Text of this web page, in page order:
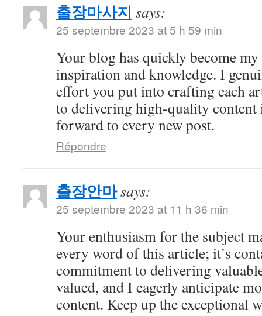
출장마사지 says:
25 septembre 2023 at 5 h 59 min
Your blog has quickly become
inspiration and knowledge. I
effort you put into crafting each
to delivering high-quality content
forward to every new post.
Répondre
출장안마says:
25 septembre 2023 at 11 h 36 min
Your enthusiasm for the subject
every word of this article; it’s
commitment to delivering
valued, and I eagerly anticipate
content. Keep up the exceptional